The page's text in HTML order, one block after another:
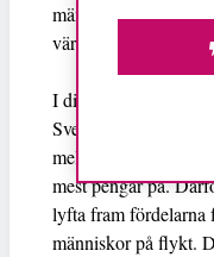
människor, att vi
värdet i pengar blir
I diskussionen om
Sverige eller inte är
mellan att göra det
mest pengar på.
lyfta fram fördelarna
människor på flykt.